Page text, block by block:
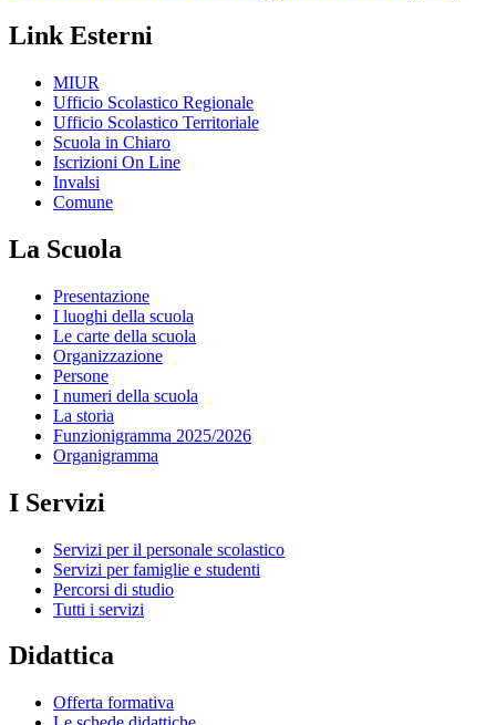
Link Esterni
MIUR
Ufficio Scolastico Regionale
Ufficio Scolastico Territoriale
Scuola in Chiaro
Iscrizioni On Line
Invalsi
Comune
La Scuola
Presentazione
I luoghi della scuola
Le carte della scuola
Organizzazione
Persone
I numeri della scuola
La storia
Funzionigramma 2025/2026
Organigramma
I Servizi
Servizi per il personale scolastico
Servizi per famiglie e studenti
Percorsi di studio
Tutti i servizi
Didattica
Offerta formativa